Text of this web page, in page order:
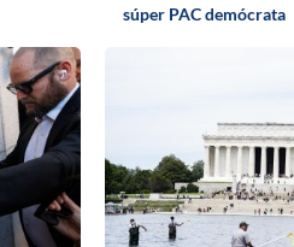
súper PAC demócrata